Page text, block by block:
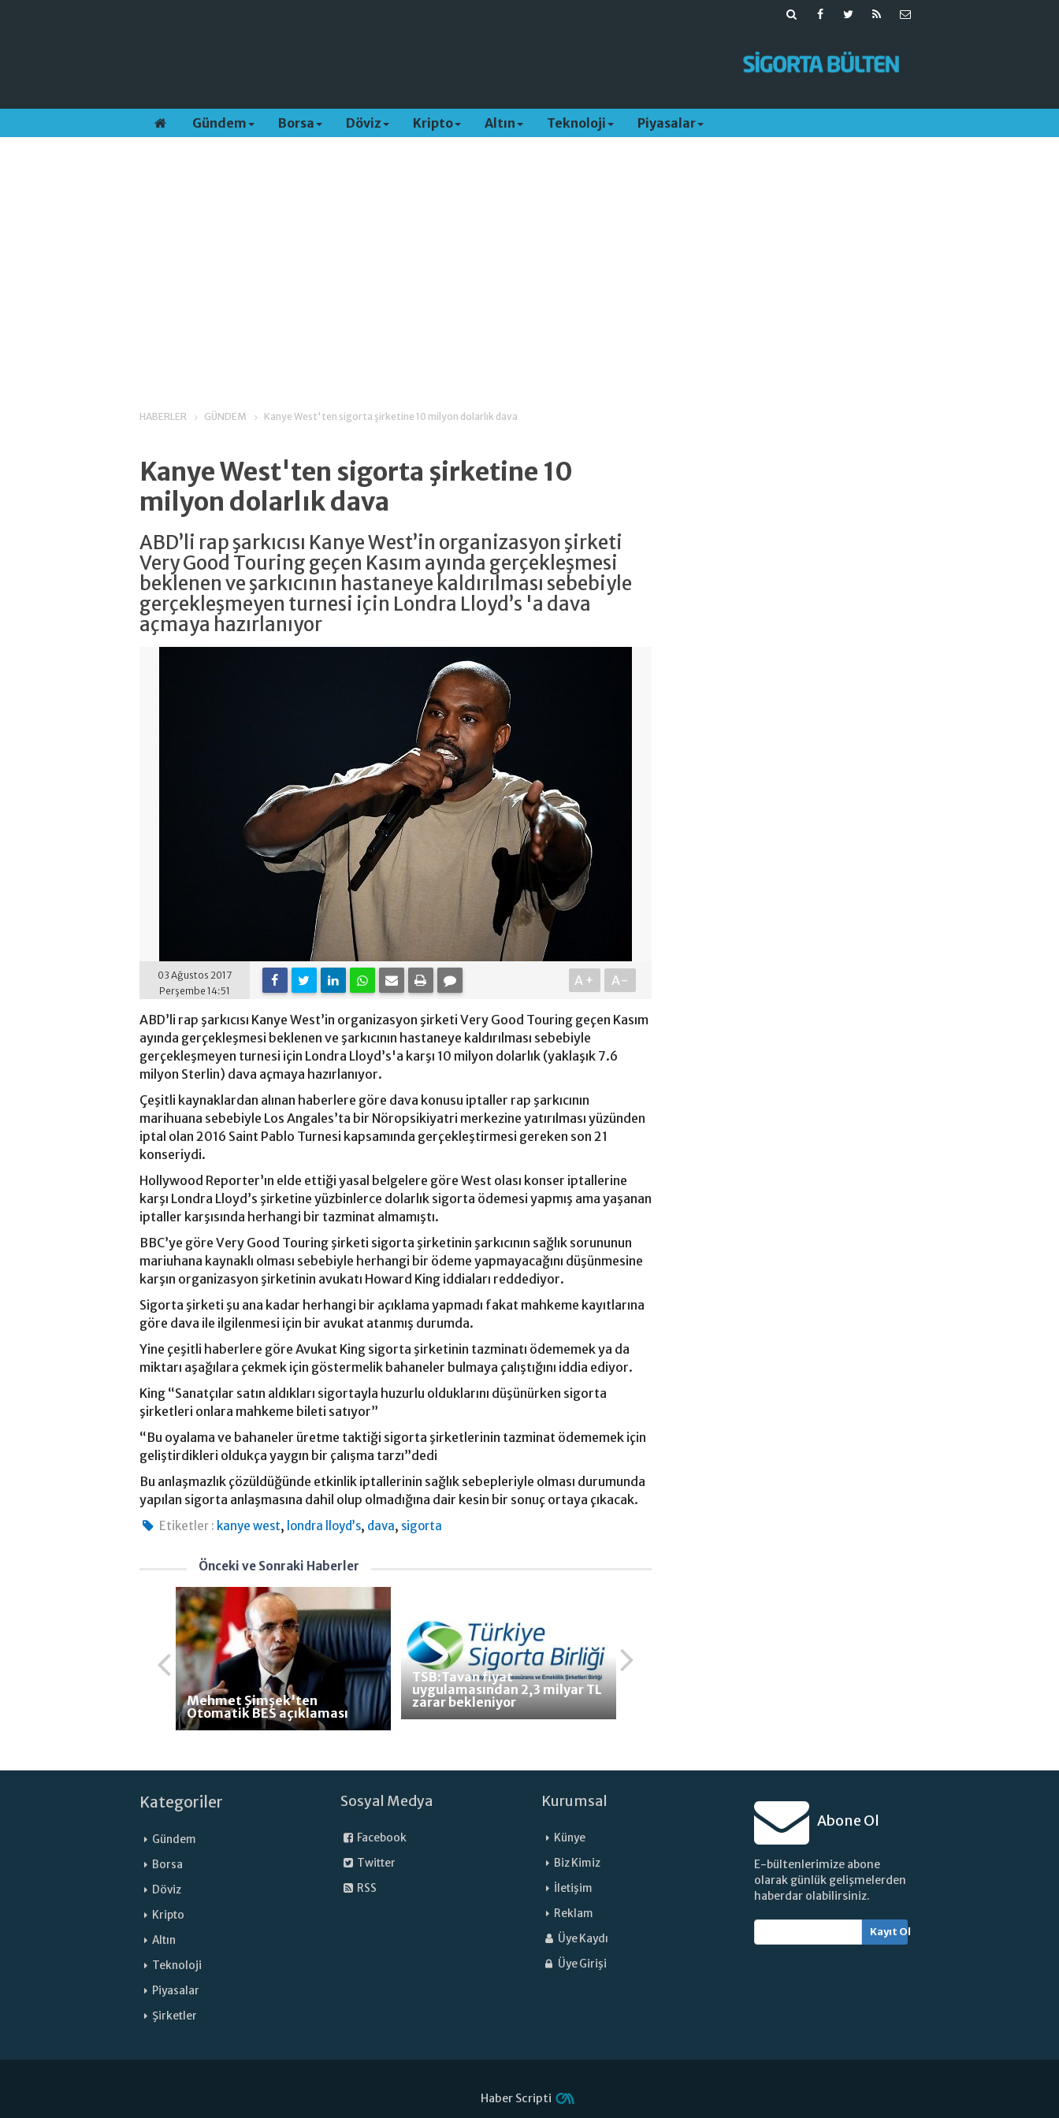
Gündem Borsa Döviz Kripto Altın Teknoloji Piyasalar
HABERLER GÜNDEM Kanye West'ten sigorta şirketine 10 milyon dolarlık dava
Kanye West'ten sigorta şirketine 10
milyon dolarlık dava
ABD’li rap şarkıcısı Kanye West’in organizasyon şirketi
Very Good Touring geçen Kasım ayında gerçekleşmesi
beklenen ve şarkıcının hastaneye kaldırılması sebebiyle
gerçekleşmeyen turnesi için Londra Lloyd’s 'a dava
açmaya hazırlanıyor
03 Ağustos 2017
Perşembe 14:51
A+ A-
ABD’li rap şarkıcısı Kanye West’in organizasyon şirketi Very Good Touring geçen Kasım
ayında gerçekleşmesi beklenen ve şarkıcının hastaneye kaldırılması sebebiyle
gerçekleşmeyen turnesi için Londra Lloyd’s'a karşı 10 milyon dolarlık (yaklaşık 7.6
milyon Sterlin) dava açmaya hazırlanıyor.
Çeşitli kaynaklardan alınan haberlere göre dava konusu iptaller rap şarkıcının
marihuana sebebiyle Los Angales’ta bir Nöropsikiyatri merkezine yatırılması yüzünden
iptal olan 2016 Saint Pablo Turnesi kapsamında gerçekleştirmesi gereken son 21
konseriydi.
Hollywood Reporter’ın elde ettiği yasal belgelere göre West olası konser iptallerine
karşı Londra Lloyd’s şirketine yüzbinlerce dolarlık sigorta ödemesi yapmış ama yaşanan
iptaller karşısında herhangi bir tazminat almamıştı.
BBC’ye göre Very Good Touring şirketi sigorta şirketinin şarkıcının sağlık sorununun
mariuhana kaynaklı olması sebebiyle herhangi bir ödeme yapmayacağını düşünmesine
karşın organizasyon şirketinin avukatı Howard King iddiaları reddediyor.
Sigorta şirketi şu ana kadar herhangi bir açıklama yapmadı fakat mahkeme kayıtlarına
göre dava ile ilgilenmesi için bir avukat atanmış durumda.
Yine çeşitli haberlere göre Avukat King sigorta şirketinin tazminatı ödememek ya da
miktarı aşağılara çekmek için göstermelik bahaneler bulmaya çalıştığını iddia ediyor.
King “Sanatçılar satın aldıkları sigortayla huzurlu olduklarını düşünürken sigorta
şirketleri onlara mahkeme bileti satıyor”
“Bu oyalama ve bahaneler üretme taktiği sigorta şirketlerinin tazminat ödememek için
geliştirdikleri oldukça yaygın bir çalışma tarzı”dedi
Bu anlaşmazlık çözüldüğünde etkinlik iptallerinin sağlık sebepleriyle olması durumunda
yapılan sigorta anlaşmasına dahil olup olmadığına dair kesin bir sonuç ortaya çıkacak.
Etiketler : kanye west, londra lloyd’s, dava, sigorta
Önceki ve Sonraki Haberler
Mehmet Şimşek'ten
Otomatik BES açıklaması
TSB:Tavan fiyat
uygulamasından 2,3 milyar TL
zarar bekleniyor
Kategoriler
Gündem
Borsa
Döviz
Kripto
Altın
Teknoloji
Piyasalar
Şirketler
Sosyal Medya
Facebook
Twitter
RSS
Kurumsal
Künye
Biz Kimiz
İletişim
Reklam
Üye Kaydı
Üye Girişi
Abone Ol
E-bültenlerimize abone
olarak günlük gelişmelerden
haberdar olabilirsiniz.
Kayıt Ol
Haber Scripti